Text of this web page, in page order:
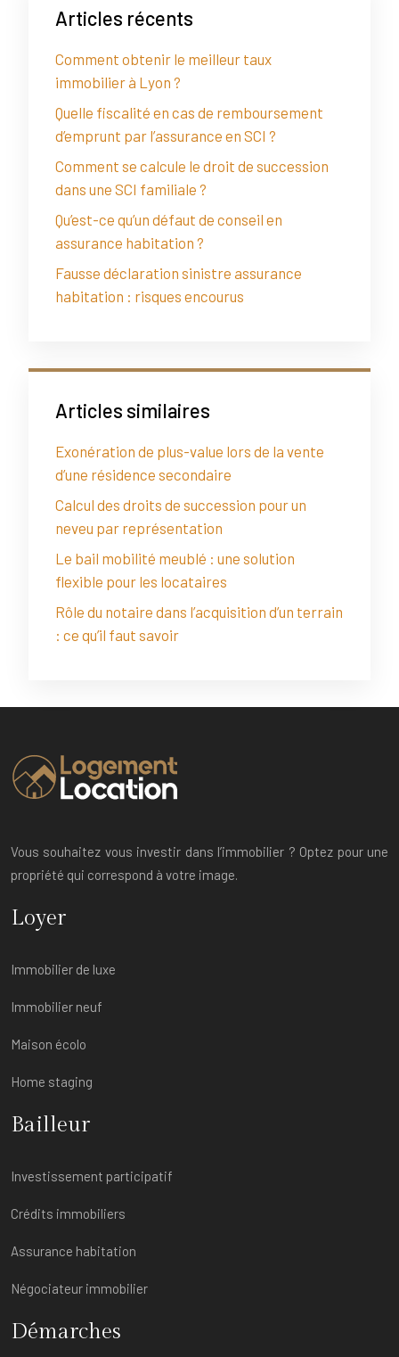
Articles récents
Comment obtenir le meilleur taux
immobilier à Lyon ?
Quelle fiscalité en cas de remboursement
d’emprunt par l’assurance en SCI ?
Comment se calcule le droit de succession
dans une SCI familiale ?
Qu’est-ce qu’un défaut de conseil en
assurance habitation ?
Fausse déclaration sinistre assurance
habitation : risques encourus
Articles similaires
Exonération de plus-value lors de la vente
d’une résidence secondaire
Calcul des droits de succession pour un
neveu par représentation
Le bail mobilité meublé : une solution
flexible pour les locataires
Rôle du notaire dans l’acquisition d’un terrain
: ce qu’il faut savoir
Vous souhaitez vous investir dans l’immobilier ? Optez pour une
propriété qui correspond à votre image.
Loyer
Immobilier de luxe
Immobilier neuf
Maison écolo
Home staging
Bailleur
Investissement participatif
Crédits immobiliers
Assurance habitation
Négociateur immobilier
Démarches